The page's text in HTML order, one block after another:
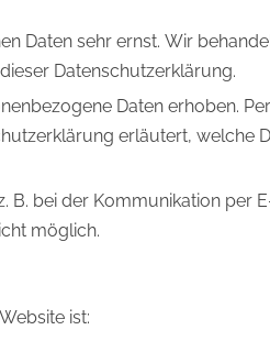
Daten sehr ernst. Wir
Datenschutzerklärung.
Daten erhoben.
erläutert, welche
bei der Kommunikation per
möglich.
ist: